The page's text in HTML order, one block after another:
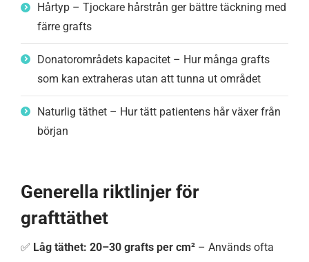
Hårtyp – Tjockare hårstrån ger bättre täckning med
färre grafts
Donatorområdets kapacitet – Hur många grafts
som kan extraheras utan att tunna ut området
Naturlig täthet – Hur tätt patientens hår växer från
början
Generella riktlinjer för
grafttäthet
✅ Låg täthet: 20–30 grafts per cm² – Används ofta